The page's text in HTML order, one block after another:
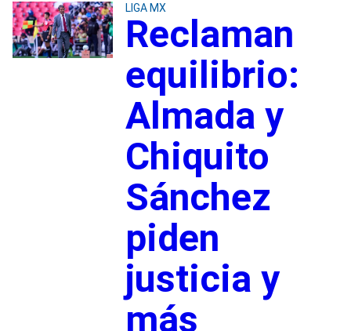
LIGA MX
Reclaman
equilibrio:
Almada y
Chiquito
Sánchez
piden
justicia y
más